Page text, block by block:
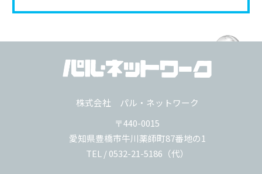
株式会社 パル・ネットワーク
〒440-0015
愛知県豊橋市牛川薬師町87番地の1
TEL / 0532-21-5186（代）